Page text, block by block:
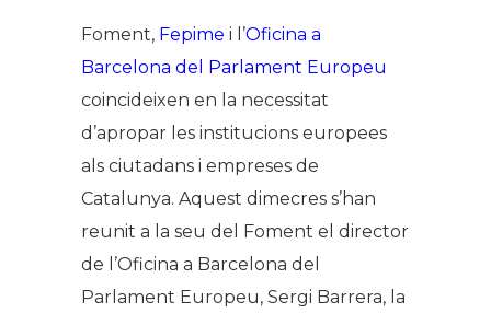
Foment, Fepime i l’Oficina a
Barcelona del Parlament Europeu
coincideixen en la necessitat
d’apropar les institucions europees
als ciutadans i empreses de
Catalunya. Aquest dimecres s’han
reunit a la seu del Foment el director
de l’Oficina a Barcelona del
Parlament Europeu, Sergi Barrera, la